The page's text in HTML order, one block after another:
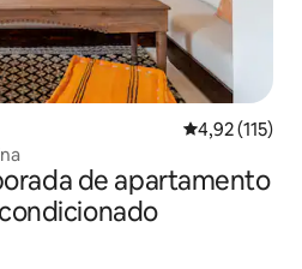
4,92 de uma
4,92 (115)
de apartamento